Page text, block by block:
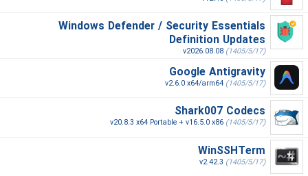
Windows Defender / Security Essentials
Definition Updates
v2026.08.08 (1405/5/17)
Google Antigravity
v2.6.0 x64/arm64 (1405/5/17)
Shark007 Codecs
v20.8.3 x64 Portable + v16.5.0 x86 (1405/5/17)
WinSSHTerm
v2.42.3 (1405/5/17)